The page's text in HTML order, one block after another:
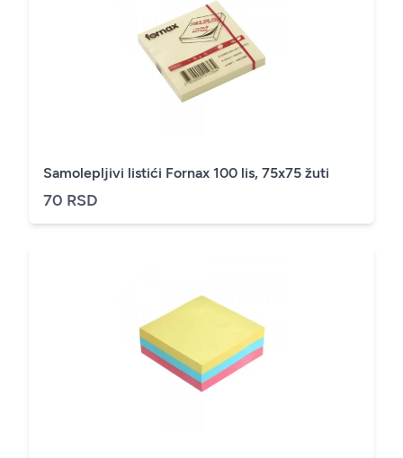
Samolepljivi listići Fornax 100 lis, 75x75 žuti
70 RSD